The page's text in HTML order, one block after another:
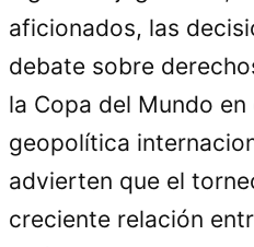
aficionados, las
debate sobre
la Copa del Mundo
geopolítica
advierten que el
creciente relación